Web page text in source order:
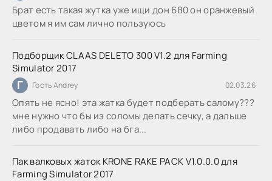
Брат есть такая жутка уже ищи дон 680 он оранжевый
цветом я им сам лично пользуюсь
Подборщик CLAAS DELETO 300 V1.2 для Farming
Simulator 2017
Г Гость Andrey 02.03.26
Опять не ясно! эта жатка будет подберать салому???
мне нужно что бы из соломы делать сечку, а дальше
либо продавать либо на бга...
Пак валковых жаток KRONE RAKE PACK V1.0.0.0 для
Farming Simulator 2017